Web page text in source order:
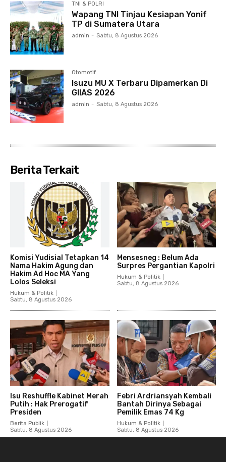
TNI & POLRI
Wapang TNI Tinjau Kesiapan Yonif
TP di Sumatera Utara
admin - Sabtu, 8 Agustus 2026
Otomotif
Isuzu MU X Terbaru Dipamerkan Di
GIIAS 2026
admin - Sabtu, 8 Agustus 2026
Berita Terkait
Komisi Yudisial Tetapkan 14
Nama Hakim Agung dan
Hakim Ad Hoc MA Yang
Lolos Seleksi
Hukum & Politik
Sabtu, 8 Agustus 2026
Mensesneg : Belum Ada
Surpres Pergantian Kapolri
Hukum & Politik
Sabtu, 8 Agustus 2026
Isu Reshuffle Kabinet Merah
Putih : Hak Prerogatif
Presiden
Berita Publik
Sabtu, 8 Agustus 2026
Febri Ardriansyah Kembali
Bantah Dirinya Sebagai
Pemilik Emas 74 Kg
Hukum & Politik
Sabtu, 8 Agustus 2026